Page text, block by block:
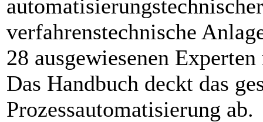
verfahrenstechnische
28 ausgewiesenen
Das Handbuch deckt das
Prozessautomatisierung ab.